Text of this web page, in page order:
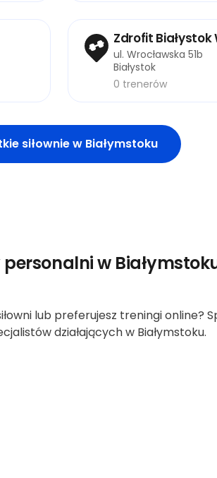
Zdrofit Białystok
ul. Wrocławska 51b
Białystok
0 trenerów
siłownie w Białymstoku
w
lub preferujesz treningi online?
działających w Białymstoku.